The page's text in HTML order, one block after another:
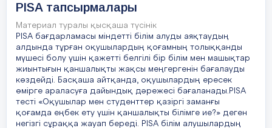
PISA тапсырмалары
Материал туралы қысқаша түсінік
PISA бағдарламасы міндетті білім алуды аяқтаудың
алдында тұрған оқушылардың қоғамның толыққанды
мүшесі болу үшін қажетті белгілі бір білім мен машықтар
жиынтығын қаншалықты жақсы меңгергенін бағалауды
көздейді. Басқаша айтқанда, оқушылардың ересек
өмірге араласуға дайындық дәрежесі бағаланады.PISA
тесті «Оқушылар мен студенттер қазіргі заманғы
қоғамда еңбек ету үшін қаншалықты білімге ие?» деген
негізгі сұраққа жауап береді. PISA білім алушылардың